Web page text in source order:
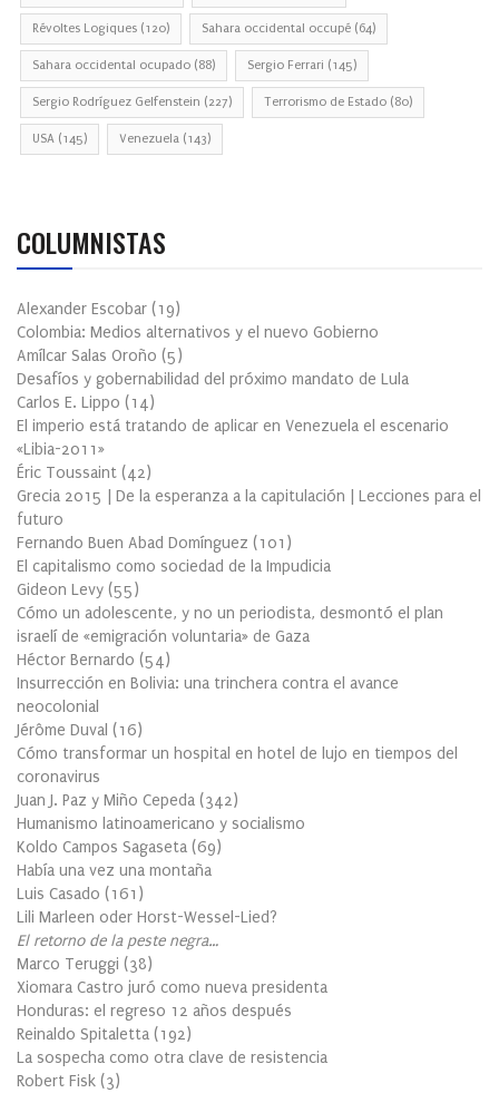
Révoltes Logiques (120) Sahara occidental occupé (64)
Sahara occidental ocupado (88) Sergio Ferrari (145)
Sergio Rodríguez Gelfenstein (227) Terrorismo de Estado (80)
USA (145) Venezuela (143)
COLUMNISTAS
Alexander Escobar (19)
Colombia: Medios alternativos y el nuevo Gobierno
Amílcar Salas Oroño (5)
Desafíos y gobernabilidad del próximo mandato de Lula
Carlos E. Lippo (14)
El imperio está tratando de aplicar en Venezuela el escenario
«Libia-2011»
Éric Toussaint (42)
Grecia 2015 | De la esperanza a la capitulación | Lecciones para el
futuro
Fernando Buen Abad Domínguez (101 )
El capitalismo como sociedad de la Impudicia
Gideon Levy (55)
Cómo un adolescente, y no un periodista, desmontó el plan
israelí de «emigración voluntaria» de Gaza
Héctor Bernardo (54)
Insurrección en Bolivia: una trinchera contra el avance
neocolonial
Jérôme Duval (16)
Cómo transformar un hospital en hotel de lujo en tiempos del
coronavirus
Juan J. Paz y Miño Cepeda (342)
Humanismo latinoamericano y socialismo
Koldo Campos Sagaseta (69)
Había una vez una montaña
Luis Casado (161 )
Lili Marleen oder Horst-Wessel-Lied?
El retorno de la peste negra…
Marco Teruggi (38)
Xiomara Castro juró como nueva presidenta
Honduras: el regreso 12 años después
Reinaldo Spitaletta (192)
La sospecha como otra clave de resistencia
Robert Fisk (3)